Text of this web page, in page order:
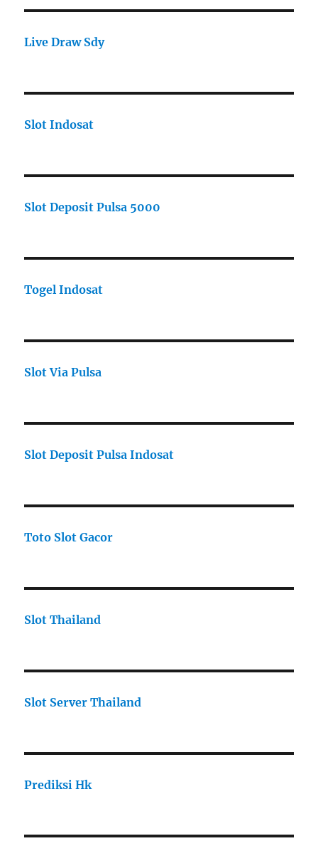
Live Draw Sdy
Slot Indosat
Slot Deposit Pulsa 5000
Togel Indosat
Slot Via Pulsa
Slot Deposit Pulsa Indosat
Toto Slot Gacor
Slot Thailand
Slot Server Thailand
Prediksi Hk